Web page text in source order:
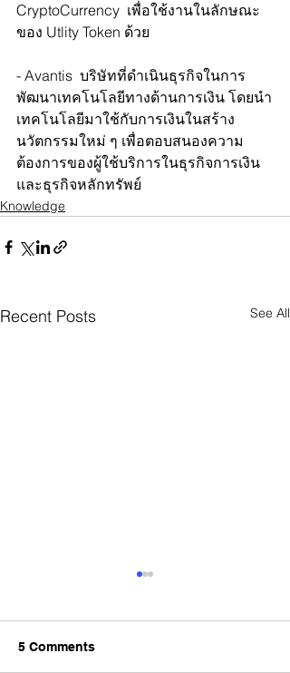
CryptoCurrency  เพื่อใช้งานในลักษณะ
ของ Utlity Token ด้วย
- Avantis  บริษัทที่ดำเนินธุรกิจในการ
พัฒนาเทคโนโลยีทางด้านการเงิน โดยนำ
เทคโนโลยีมาใช้กับการเงินในสร้าง
นวัตกรรมใหม่ ๆ เพื่อตอบสนองความ
ต้องการของผู้ใช้บริการในธุรกิจการเงิน
และธุรกิจหลักทรัพย์
Knowledge
Recent Posts See All
5 Comments